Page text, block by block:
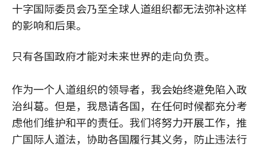
十字国际委员会乃至全球人道组织都无法弥补这样
的影响和后果。
只有各国政府才能对未来世界的走向负责。
作为一个人道组织的领导者，我会始终避免陷入政
治纠葛。但是，我恳请各国，在任何时候都充分考
虑他们维护和平的责任。我们将努力开展工作，推
广国际人道法，协助各国履行其义务，防止违法行